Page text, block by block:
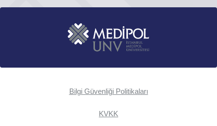
Bilgi Güvenliği Politikaları
KVKK